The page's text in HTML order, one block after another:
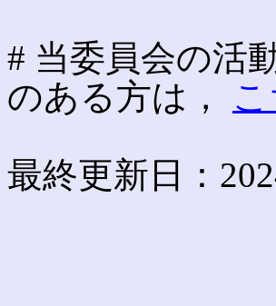
# 当委員会の活
のある方は，
最終更新日：